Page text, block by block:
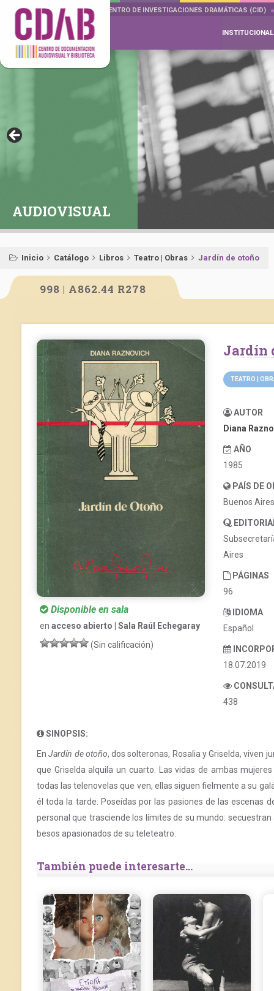
DOCUMENTA DRAMÁTICAS CENTRO DE INVESTIGACIONES DRAMÁTICAS (CID)
INSTITUCIONAL
AUDIOVISUAL
Inicio Catálogo Libros Teatro | Obras Jardín de otoño
998 | A862.44 R278
Disponible en sala
en acceso abierto | Sala Raúl Echegaray
(Sin calificación)
TEATRO |
AUTOR
Diana
AÑO
1985
PAÍS DE
Buenos
Aires
PÁGINAS
96
IDIOMA
Español
18.07.2019
438
SINOPSIS:
EnJardín de otoño, dos solteronas, Rosalia y Griselda, viven
que Griselda alquila un cuarto. Las vidas de ambas
todas las telenovelas que ven, ellas siguen fielmente a su
él toda la tarde. Poseídas por las pasiones de las escenas
personal que trasciende los límites de su mundo:
besos apasionados de su teleteatro.
También puede interesarte...